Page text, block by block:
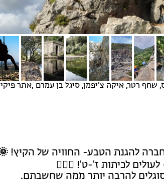
רטר, איקה צ׳יפמן, סיגל בן עמרם ,אתר
להגנת הטבע- החוויה של הקיץ!
לכיתות ז'-ט'! 🧗🏻‍♀️
להרבה יותר ממה שחשבתם.